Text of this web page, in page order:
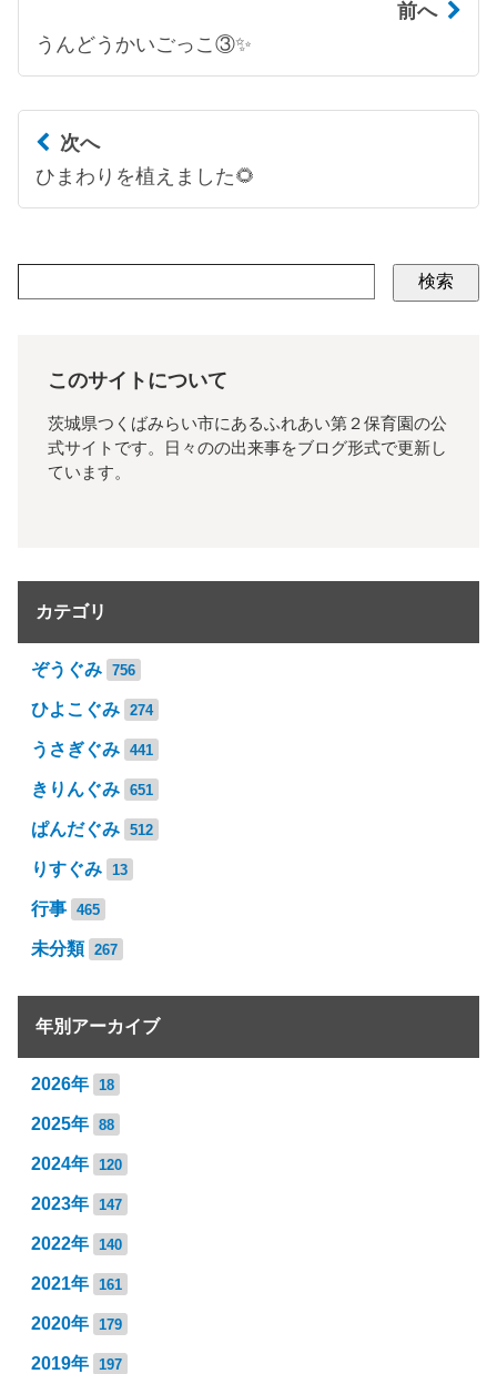
前へ
うんどうかいごっこ③✨
次へ
ひまわりを植えました🌻
検索
このサイトについて
茨城県つくばみらい市にあるふれあい第２保育園の公
式サイトです。日々のの出来事をブログ形式で更新し
ています。
カテゴリ
ぞうぐみ 756
ひよこぐみ 274
うさぎぐみ 441
きりんぐみ 651
ぱんだぐみ 512
りすぐみ 13
行事 465
未分類 267
年別アーカイブ
2026年 18
2025年 88
2024年 120
2023年 147
2022年 140
2021年 161
2020年 179
2019年 197